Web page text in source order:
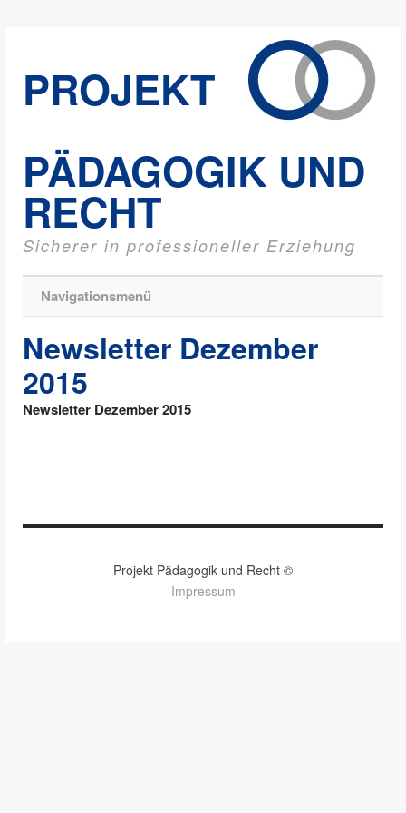
PROJEKT
PÄDAGOGIK UND
RECHT
Sicherer in professioneller Erziehung
Navigationsmenü
Newsletter Dezember
2015
Newsletter Dezember 2015
Projekt Pädagogik und Recht ©
Impressum